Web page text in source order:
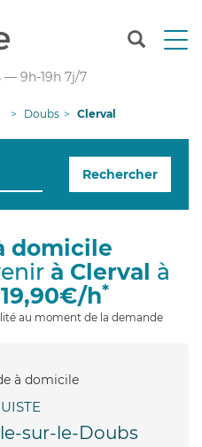
T
n
g
— 9h-19h 7j/7
Doubs Clerval
Rechercher
domicile
à Clerval à
19,90€/h*
au moment de la demande
sur-le-Doubs